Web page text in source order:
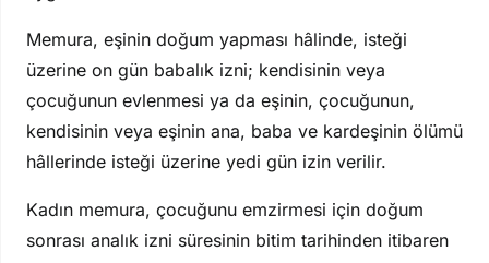
Memura, eşinin doğum yapması hâlinde, isteği
üzerine on gün babalık izni; kendisinin veya
çocuğunun evlenmesi ya da eşinin, çocuğunun,
kendisinin veya eşinin ana, baba ve kardeşinin ölümü
hâllerinde isteği üzerine yedi gün izin verilir.
Kadın memura, çocuğunu emzirmesi için doğum
sonrası analık izni süresinin bitim tarihinden itibaren